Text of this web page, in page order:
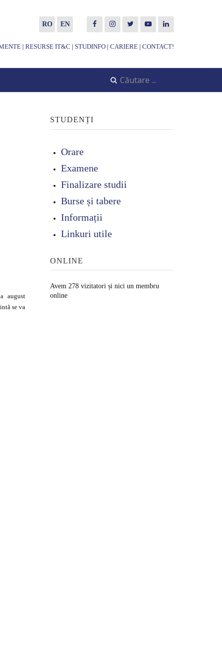
RO EN
| RESURSE IT&C | STUDINFO | CARIERE | CONTACT!
august
se va
STUDENȚI
Orare
Examene
Finalizare studii
Burse și tabere
Informații
Linkuri utile
ONLINE
Avem 278 vizitatori și nici un membru
online